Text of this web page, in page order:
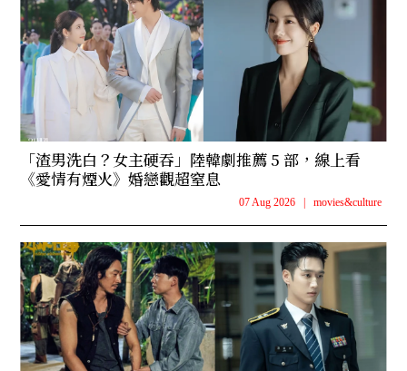
「渣男洗白？女主硬吞」陸韓劇推薦 5 部，線上看
《愛情有煙火》婚戀觀超窒息
07 Aug 2026 movies&culture